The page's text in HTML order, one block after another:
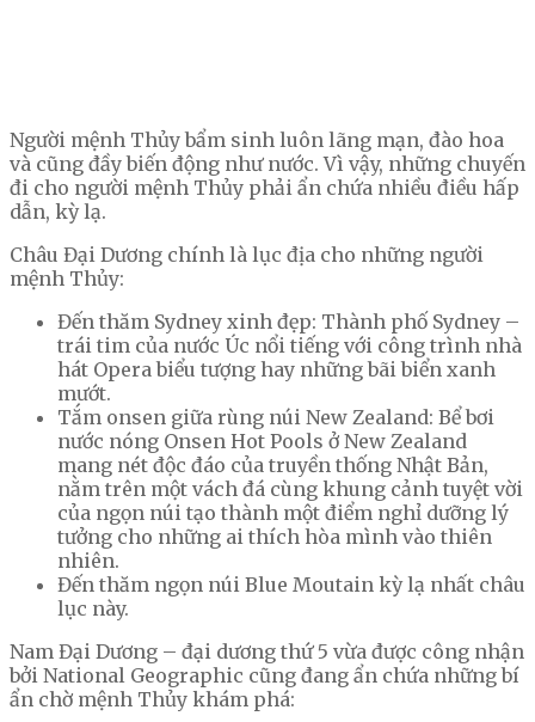
Người mệnh Thủy bẩm sinh luôn lãng mạn, đào hoa
và cũng đầy biến động như nước. Vì vậy, những chuyến
đi cho người mệnh Thủy phải ẩn chứa nhiều điều hấp
dẫn, kỳ lạ.
Châu Đại Dương chính là lục địa cho những người
mệnh Thủy:
Đến thăm Sydney xinh đẹp: Thành phố Sydney –
trái tim của nước Úc nổi tiếng với công trình nhà
hát Opera biểu tượng hay những bãi biển xanh
mướt.
Tắm onsen giữa rùng núi New Zealand: Bể bơi
nước nóng Onsen Hot Pools ở New Zealand
mang nét độc đáo của truyền thống Nhật Bản,
nằm trên một vách đá cùng khung cảnh tuyệt vời
của ngọn núi tạo thành một điểm nghỉ dưỡng lý
tưởng cho những ai thích hòa mình vào thiên
nhiên.
Đến thăm ngọn núi Blue Moutain kỳ lạ nhất châu
lục này.
Nam Đại Dương – đại dương thứ 5 vừa được công nhận
bởi National Geographic cũng đang ẩn chứa những bí
ẩn chờ mệnh Thủy khám phá: